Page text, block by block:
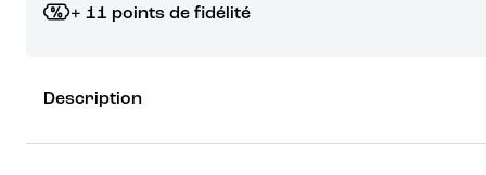
+ 11 points de fidélité
rêver !
Découvrez les récompenses
Description